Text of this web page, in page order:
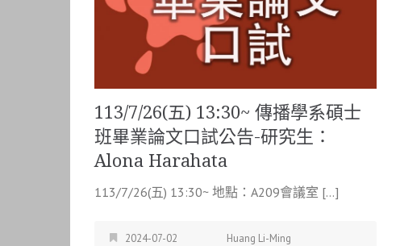
113/7/26(五) 13:30~ 傳播學系碩士
班畢業論文口試公告-研究生：
Alona Harahata
113/7/26(五) 13:30~ 地點：A209會議室 […]
2024-07-02
Huang Li-Ming